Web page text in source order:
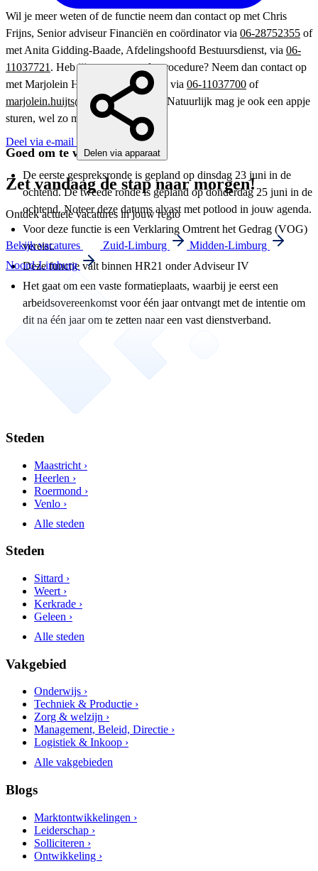
Wil je meer weten of de functie neem dan contact op met Chris
Frijns, Senior adviseur Financiën en coördinator via 06-28752355 of
met Anita Gidding-Baade, Afdelingshoofd Bestuursdienst, via 06-
11037721 . Heb jij vragen over de procedure? Neem dan contact op
met Marjolein Huijts, adviseur P&O via 06-11037700 of
marjolein.huijts@gulpen-wittem.nl
. Natuurlijk mag je ook een appje
sturen, wel zo makkelijk!
Goed om te weten
De eerste gespreksronde is gepland op dinsdag 23 juni in de
ochtend. De tweede ronde is gepland op donderdag 25 juni in de
ochtend. Noteer deze datums alvast met potlood in jouw agenda.
Voor deze functie is een Verklaring Omtrent het Gedrag (VOG)
vereist.
Deze functie valt binnen HR21 onder Adviseur IV
Het gaat om een vaste formatieplaats, waarbij je eerst een
arbeidsovereenkomst voor één jaar ontvangt met de intentie om
dit na één jaar om te zetten naar een vast dienstverband.
Deel via e-mail
Delen via apparaat
Zet vandaag de stap naar morgen!
Ontdek actuele vacatures in jouw regio
Bekijk vacatures Zuid-Limburg
Midden-Limburg
Noord-Limburg
Steden
Maastricht ›
Heerlen ›
Roermond ›
Venlo ›
Alle steden
Steden
Sittard ›
Weert ›
Kerkrade ›
Geleen ›
Alle steden
Vakgebied
Onderwijs ›
Techniek & Productie ›
Zorg & welzijn ›
Management, Beleid, Directie ›
Logistiek & Inkoop ›
Alle vakgebieden
Blogs
Marktontwikkelingen ›
Leiderschap ›
Solliciteren ›
Ontwikkeling ›